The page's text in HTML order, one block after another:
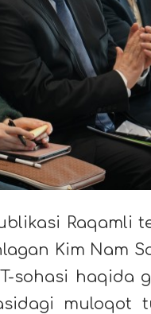
Kim Nam
sohasi haqida
muloqot